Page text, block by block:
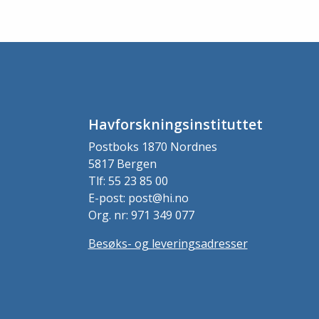
Havforskningsinstituttet
Postboks 1870 Nordnes
5817 Bergen
Tlf: 55 23 85 00
E-post: post@hi.no
Org. nr: 971 349 077
Besøks- og leveringsadresser